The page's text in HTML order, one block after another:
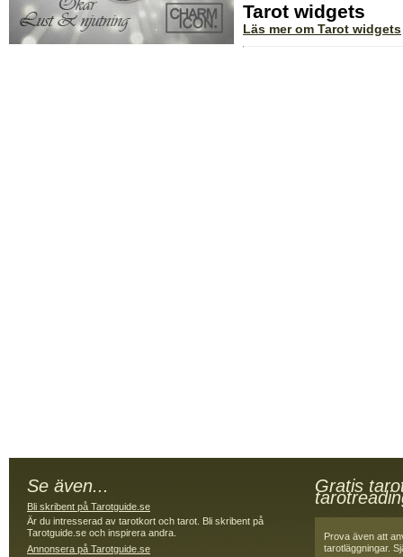
Tarot widgets
Läs mer om Tarot widgets
Se även...
Bli skribent på Tarotguide.se
Är du intresserad av tarotkort och tarot. Bli skribent på
Tarotguide.se och inspirera andra.
Annonsera på Tarotguide.se
Gratis
Prova även att
tarotläggningar.